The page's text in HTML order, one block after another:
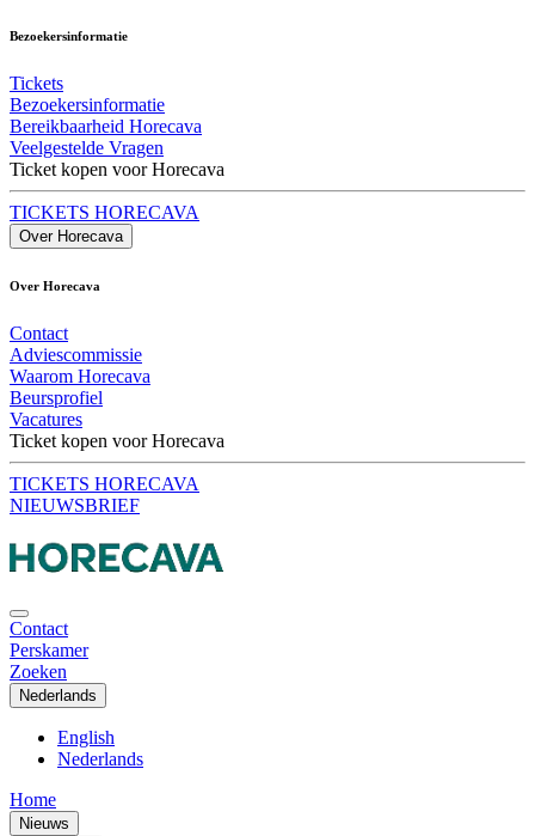
Bezoekersinformatie
Tickets
Bezoekersinformatie
Bereikbaarheid Horecava
Veelgestelde Vragen
Ticket kopen voor Horecava
TICKETS HORECAVA
Over Horecava
Over Horecava
Contact
Adviescommissie
Waarom Horecava
Beursprofiel
Vacatures
Ticket kopen voor Horecava
TICKETS HORECAVA
NIEUWSBRIEF
Contact
Perskamer
Zoeken
Nederlands
English
Nederlands
Home
Nieuws